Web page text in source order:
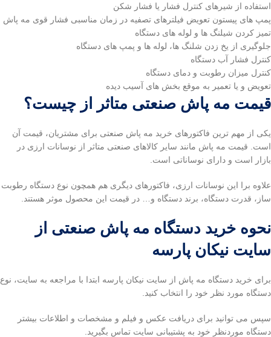
استفاده از شیرهای کنترل فشار یا فشار شکن
پمپ های پیستون تعویض فیلترهای تصفیه در زمان مناسبی فشار قوی مه پاش
تمیز کردن شیلنگ ها و لوله های دستگاه
جلوگیری از یخ زدن شلنگ ها، لوله ها و پمپ های دستگاه
کنترل فشار آب دستگاه
کنترل میزان رطوبت و دمای دستگاه
تعویض و یا تعمیر به موقع بخش های آسیب دیده
قیمت مه پاش صنعتی متاثر از چیست؟
یکی از مهم ترین فاکتورهای خرید مه پاش صنعتی برای مشتریان، قیمت آن
است. قیمت مه پاش مانند سایر کالاهای صنعتی متاثر از نوسانات ارزی در
بازار است و دارای نوساناتی است.
علاوه برا این نوسانات ارزی، فاکتورهای دیگری هم همچون نوع دستگاه رطوبت
ساز، قدرت دستگاه، برند دستگاه و… در قیمت این محصول موثر هستند.
نحوه خرید دستگاه مه پاش صنعتی از
سایت نیکان پارسه
برای خرید دستگاه مه پاش از سایت نیکان پارسه ابتدا با مراجعه به سایت، نوع
دستگاه مورد نظر خود را انتخاب کنید.
سپس می توانید برای دریافت عکس و فیلم و مشخصات و اطلاعات بیشتر
دستگاه موردنظر خود به پشتیبانی سایت تماس بگیرید.